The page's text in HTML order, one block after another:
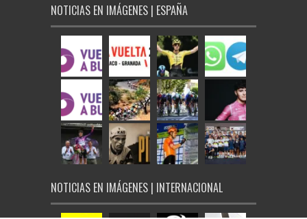
NOTICIAS EN IMÁGENES | ESPAÑA
NOTICIAS EN IMÁGENES | INTERNACIONAL